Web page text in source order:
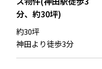
分、約30坪)
約30坪
神田より徒歩3分